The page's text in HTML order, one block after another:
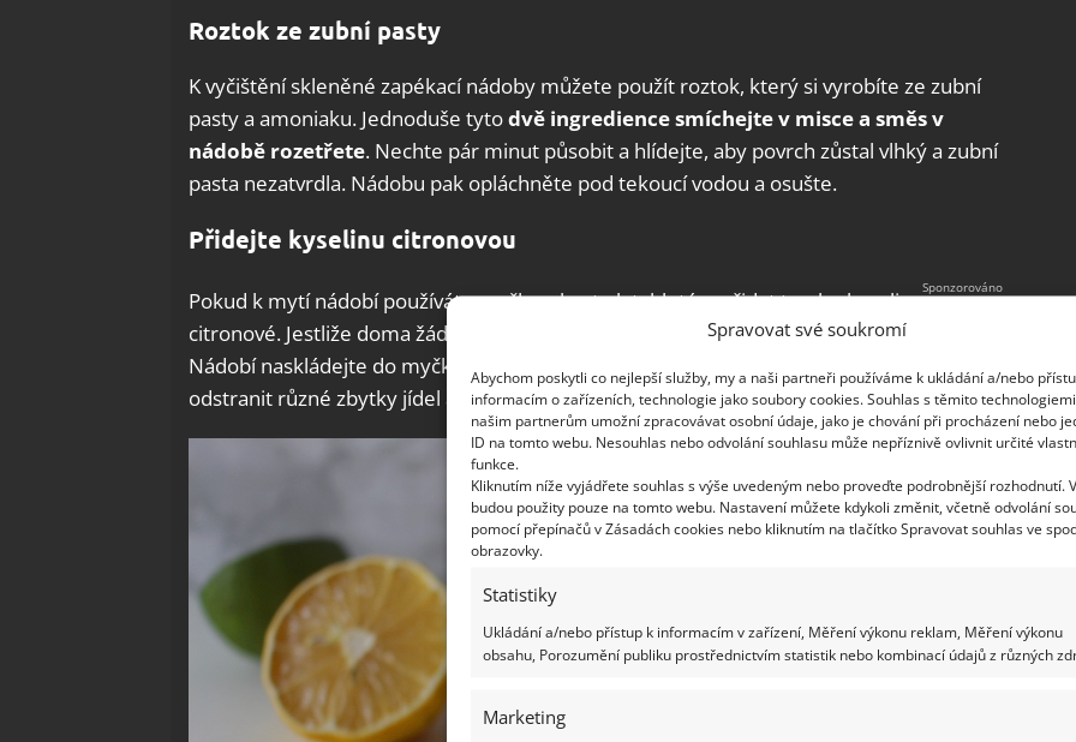
Spravovat své soukromí
Abychom poskytli co nejlepší služby, my a naši partneři používáme k ukládání a/nebo
informacím o zařízeních, technologie jako soubory cookies. Souhlas s těmito
našim partnerům umožní zpracovávat osobní údaje, jako je chování při procházení nebo
ID na tomto webu. Nesouhlas nebo odvolání souhlasu může nepříznivě ovlivnit určité
funkce.
Kliknutím níže vyjádřete souhlas s výše uvedeným nebo proveďte podrobnější rozhodnutí.
budou použity pouze na tomto webu. Nastavení můžete kdykoli změnit, včetně odvolání
pomocí přepínačů v Zásadách cookies nebo kliknutím na tlačítko Spravovat souhlas ve
obrazovky.
Statistiky
Ukládání a/nebo přístup k informacím v zařízení, Měření výkonu reklam, Měření výkonu
obsahu, Porozumění publiku prostřednictvím statistik nebo kombinací údajů z různých
Marketing
Roztok ze zubní pasty
K vyčištění skleněné zapékací nádoby můžete použít roztok, který si vyrobíte ze zubní
pasty a amoniaku. Jednoduše tytodvě ingredience smíchejte v misce a směs v
nádobě rozetřete. Nechte pár minut působit a hlídejte, aby povrch zůstal vlhký a zubní
pasta nezatvrdla. Nádobu pak opláchněte pod tekoucí vodou a osušte.
Přidejte kyselinu citronovou
Pokud k mytí nádobí používáte myčku, zkuste k tabletám přidat trochu kyseliny
citronové. Jestliže doma žádnou nemáte, nalijte k zásobníku na tablety trochu octa.
Nádobí naskládejte do myčky, jak jste zvyklí, a myčku zapněte. Kyselina dokáže
odstranit různé zbytky jídel a sklo se po skončení mycího programu krásně leskne.